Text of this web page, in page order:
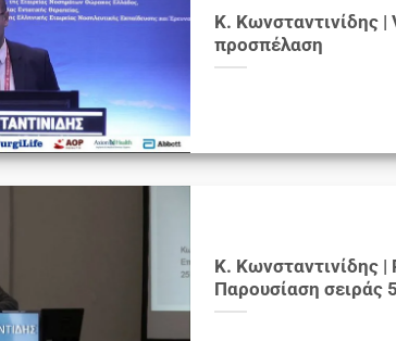
Κ. Κωνσταντινίδης
προσπέλαση
K. Κωνσταντινίδης
Παρουσίαση σειράς